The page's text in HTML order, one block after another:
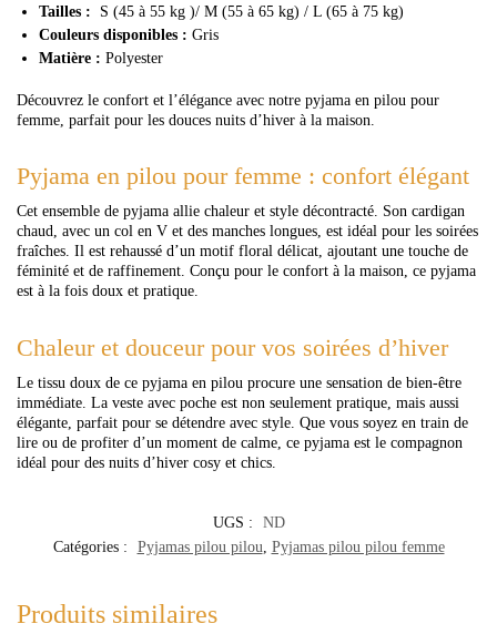
Tailles : S (45 à 55 kg )/ M (55 à 65 kg) / L (65 à 75 kg)
Couleurs disponibles : Gris
Matière : Polyester
Découvrez le confort et l’élégance avec notre pyjama en pilou pour
femme, parfait pour les douces nuits d’hiver à la maison.
Pyjama en pilou pour femme : confort élégant
Cet ensemble de pyjama allie chaleur et style décontracté. Son cardigan
chaud, avec un col en V et des manches longues, est idéal pour les soirées
fraîches. Il est rehaussé d’un motif floral délicat, ajoutant une touche de
féminité et de raffinement. Conçu pour le confort à la maison, ce pyjama
est à la fois doux et pratique.
Chaleur et douceur pour vos soirées d’hiver
Le tissu doux de ce pyjama en pilou procure une sensation de bien-être
immédiate. La veste avec poche est non seulement pratique, mais aussi
élégante, parfait pour se détendre avec style. Que vous soyez en train de
lire ou de profiter d’un moment de calme, ce pyjama est le compagnon
idéal pour des nuits d’hiver cosy et chics.
UGS :
ND
Catégories :
Pyjamas pilou pilou, Pyjamas pilou pilou femme
Produits similaires